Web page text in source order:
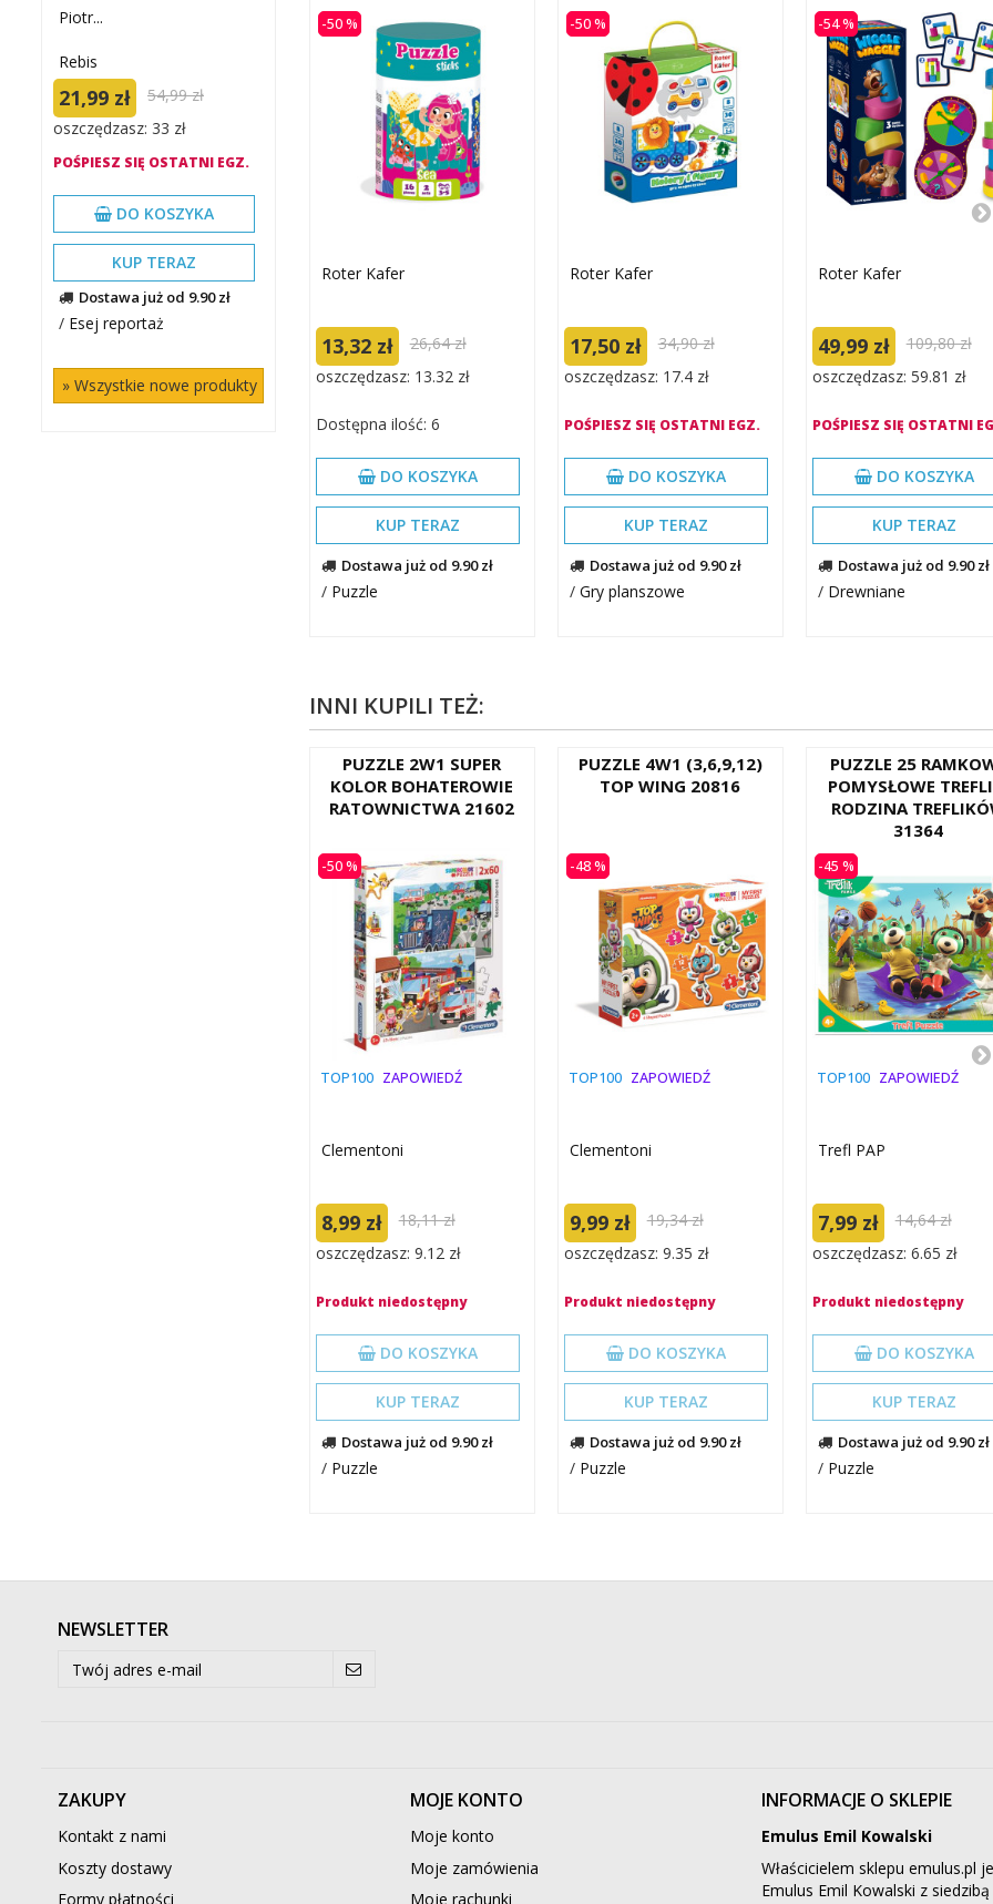
Piotr...
Rebis
21,99 zł
54,99 zł
oszczędzasz: 33 zł
POŚPIESZ SIĘ OSTATNI EGZ.
DO KOSZYKA
KUP TERAZ
Dostawa już od 9.90 zł
/ Esej reportaż
» Wszystkie nowe produkty
-50 %
Roter Kafer
13,32 zł
26,64 zł
oszczędzasz: 13.32 zł
Dostępna ilość: 6
DO KOSZYKA
KUP TERAZ
Dostawa już od 9.90 zł
/ Puzzle
-50 %
Roter Kafer
17,50 zł
34,90 zł
oszczędzasz: 17.4 zł
POŚPIESZ SIĘ OSTATNI EGZ.
DO KOSZYKA
KUP TERAZ
Dostawa już od 9.90 zł
/ Gry planszowe
-54 %
Roter Kafer
49,99 zł
109,80 zł
oszczędzasz: 59.81 zł
POŚPIESZ SIĘ OSTATNI
DO KOSZYKA
KUP TERAZ
Dostawa już od 9.90 zł
/ Drewniane
INNI KUPILI TEŻ:
PUZZLE 2W1 SUPER
KOLOR BOHATEROWIE
RATOWNICTWA 21602
-50 %
TOP100 ZAPOWIEDŹ
Clementoni
8,99 zł
18,11 zł
oszczędzasz: 9.12 zł
Produkt niedostępny
DO KOSZYKA
KUP TERAZ
Dostawa już od 9.90 zł
/ Puzzle
PUZZLE 4W1 (3,6,9,12)
TOP WING 20816
-48 %
TOP100 ZAPOWIEDŹ
Clementoni
9,99 zł
19,34 zł
oszczędzasz: 9.35 zł
Produkt niedostępny
DO KOSZYKA
KUP TERAZ
Dostawa już od 9.90 zł
/ Puzzle
PUZZLE 25
POMYSŁOWE
RODZINA
31364
-45 %
TOP100 ZAPOWIEDŹ
Trefl PAP
7,99 zł
14,64 zł
oszczędzasz: 6.65 zł
Produkt niedostępny
DO KOSZYKA
KUP TERAZ
Dostawa już od 9.90 zł
/ Puzzle
NEWSLETTER
ZAKUPY
Kontakt z nami
Koszty dostawy
Formy płatności
MOJE KONTO
Moje konto
Moje zamówienia
Moje rachunki
INFORMACJE O SKLEPIE
Emulus Emil Kowalski
Właścicielem sklepu emulus.pl
Emulus Emil Kowalski z